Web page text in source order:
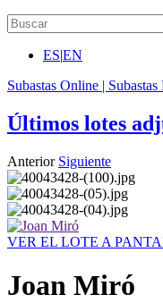
ES|EN
Subastas Online |
Últimos lotes
Anterior Siguiente
VER EL LOTE A
Joan Miró